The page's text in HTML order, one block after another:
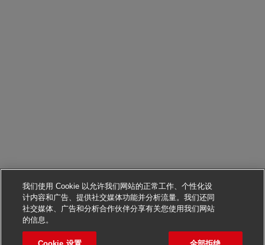
申请该职位
我们使用 Cookie 以允许我们网站的正常工作、个性化设
计内容和广告、提供社交媒体功能并分析流量。我们还同
社交媒体、广告和分析合作伙伴分享有关您使用我们网站
的信息。